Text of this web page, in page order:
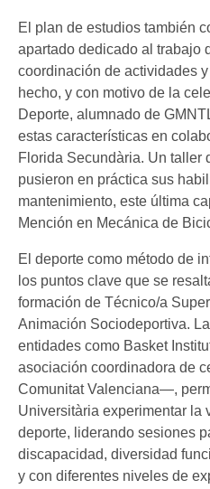
El plan de estudios también
apartado dedicado al trabajo
coordinación de actividades
hecho, y con motivo de la
Deporte, alumnado de
estas características en
Florida Secundària. Un taller
pusieron en práctica sus
mantenimiento, este última
Mención en Mecánica de
El deporte como método de
los puntos clave que se
formación de Técnico/a
Animación Sociodeportiva.
entidades como Basket
asociación coordinadora de
Comunitat Valenciana—,
Universitària experimentar la
deporte, liderando sesiones
discapacidad, diversidad
y con diferentes niveles de